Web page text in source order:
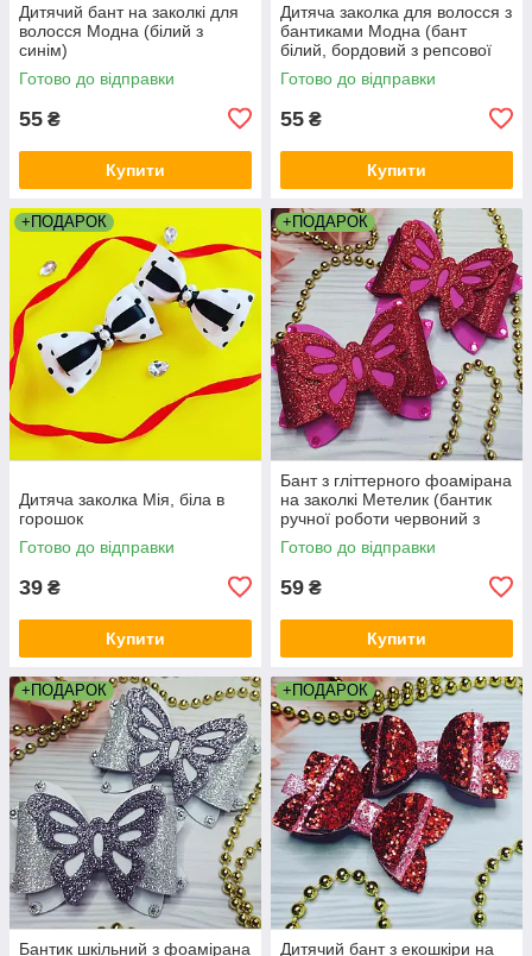
Дитячий бант на заколкі для
волосся Модна (білий з
синім)
Готово до відправки
55 ₴
Купити
Дитяча заколка для волосся з
бантиками Модна (бант
білий, бордовий з репсової
стрічки, банти на голову
канзаші)
Готово до відправки
55 ₴
Купити
+ПОДАРОК
Дитяча заколка Мія, біла в
горошок
Готово до відправки
39 ₴
Купити
+ПОДАРОК
Бант з гліттерного фоамірана
на заколкі Метелик (бантик
ручної роботи червоний з
малиновим, заколка для
волосся в школу)
Готово до відправки
59 ₴
Купити
+ПОДАРОК
Бантик шкільний з фоамірана
+ПОДАРОК
Дитячий бант з екошкіри на